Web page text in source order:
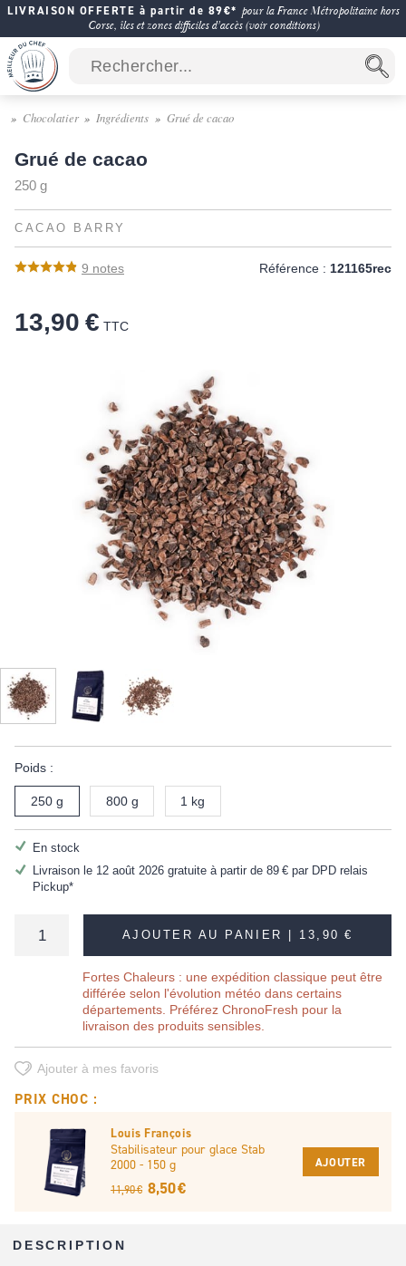
LIVRAISON OFFERTE à partir de 89€* pour la France Métropolitaine hors
Corse, îles et zones difficiles d'accès (voir conditions)
Chocolatier Ingrédients Grué de cacao
Grué de cacao
250 g
CACAO BARRY
9 notes Référence : 121165rec
13,90 € TTC
Poids :
250 g 800 g 1 kg
En stock
Livraison le 12 août 2026 gratuite à partir de 89 €par DPD relais
Pickup*
AJOUTER AU PANIER | 13,90 €
Fortes Chaleurs : une expédition classique peut être
différée selon l'évolution météo dans certains
départements. Préférez ChronoFresh pour la
livraison des produits sensibles.
Ajouter à mes favoris
PRIX CHOC :
Louis François
Stabilisateur pour glace Stab
2000 - 150 g
11,90 € 8,50 €
AJOUTER
DESCRIPTION